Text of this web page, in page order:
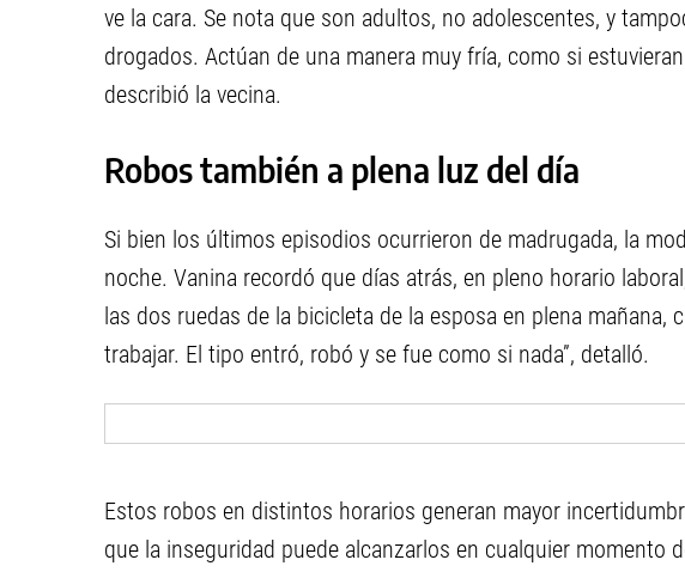
ve la cara. Se nota que son adultos, no adolescentes, y
drogados. Actúan de una manera muy fría, como si
describió la vecina.
Robos también a plena luz del día
Si bien los últimos episodios ocurrieron de madrugada, la
noche. Vanina recordó que días atrás, en pleno horario
las dos ruedas de la bicicleta de la esposa en plena mañana,
trabajar. El tipo entró, robó y se fue como si nada”, detalló.
Estos robos en distintos horarios generan mayor
que la inseguridad puede alcanzarlos en cualquier momento